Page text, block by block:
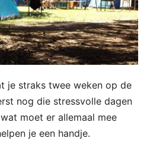
je straks twee weken op de
nog die stressvolle dagen
moet er allemaal mee
je een handje.